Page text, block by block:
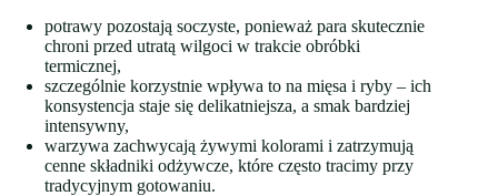
potrawy pozostają soczyste, ponieważ para skutecznie
chroni przed utratą wilgoci w trakcie obróbki
termicznej,
szczególnie korzystnie wpływa to na mięsa i ryby – ich
konsystencja staje się delikatniejsza, a smak bardziej
intensywny,
warzywa zachwycają żywymi kolorami i zatrzymują
cenne składniki odżywcze, które często tracimy przy
tradycyjnym gotowaniu.